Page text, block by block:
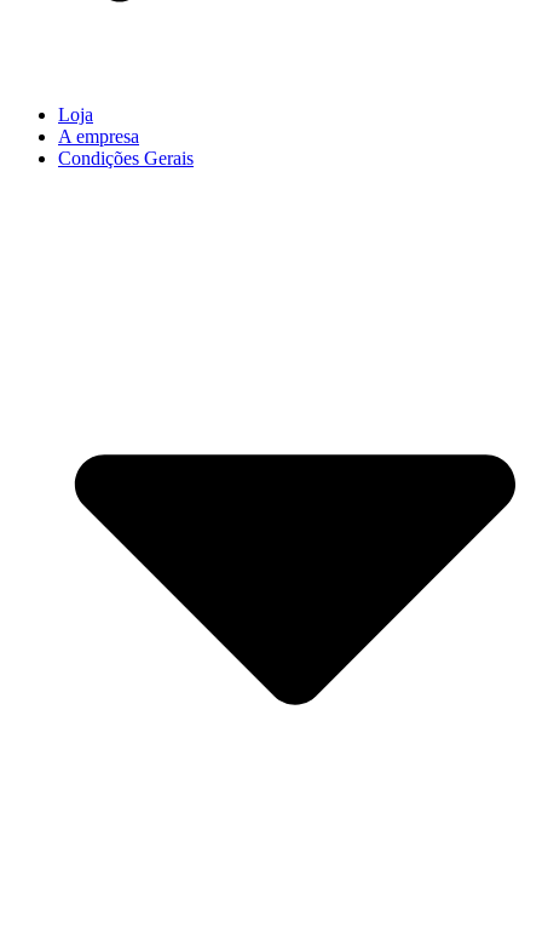
Loja
A empresa
Condições Gerais